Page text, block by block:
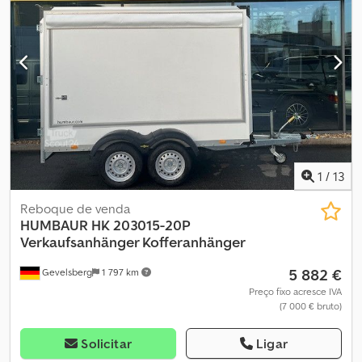
receção, loja pop-up ou stand para eventos. O reboque possui
uma grande lateral com abertura elétrica, bateria integrada,
iluminação LED, porta de acesso com fecho e uma estrutura
robusta em poliéster. Pode ser utilizado imediatamente em feiras,
eventos, ações promocionais e tours. ✅ Apenas 1 ano de uso ✅
Em perfeito estado ✅ Disponível de imediato ✅ MMA 3.500 kg ✅
Aparência profissional ✅ Oportunidade única sem longos tempos
de espera para produção Preço de venda: 49.000 €, IVA não
incluído Interessado ou tem alguma questão? Entre em contato
para obter mais informações ou agendar uma visita.
1 / 13
Gevelsberg 1 797 km
Reboque de venda
HUMBAUR HK 203015-20P
Verkaufsanhänger Kofferanhänger
5 882 €
Preço fixo acresce IVA
(7 000 € bruto)
Solicitar Ligar